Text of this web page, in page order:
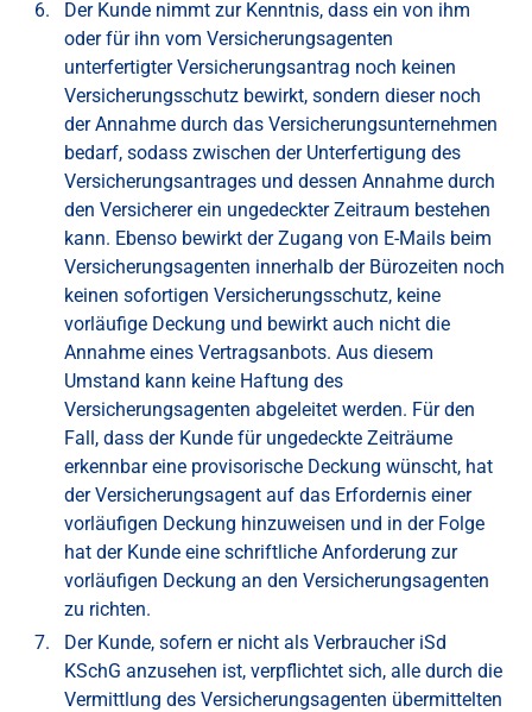
Der Kunde nimmt zur Kenntnis, dass ein von ihm
oder für ihn vom Versicherungsagenten
unterfertigter Versicherungsantrag noch keinen
Versicherungsschutz bewirkt, sondern dieser noch
der Annahme durch das Versicherungsunternehmen
bedarf, sodass zwischen der Unterfertigung des
Versicherungsantrages und dessen Annahme durch
den Versicherer ein ungedeckter Zeitraum bestehen
kann. Ebenso bewirkt der Zugang von E-Mails beim
Versicherungsagenten innerhalb der Bürozeiten noch
keinen sofortigen Versicherungsschutz, keine
vorläufige Deckung und bewirkt auch nicht die
Annahme eines Vertragsanbots. Aus diesem
Umstand kann keine Haftung des
Versicherungsagenten abgeleitet werden. Für den
Fall, dass der Kunde für ungedeckte Zeiträume
erkennbar eine provisorische Deckung wünscht, hat
der Versicherungsagent auf das Erfordernis einer
vorläufigen Deckung hinzuweisen und in der Folge
hat der Kunde eine schriftliche Anforderung zur
vorläufigen Deckung an den Versicherungsagenten
zu richten.
Der Kunde, sofern er nicht als Verbraucher iSd
KSchG anzusehen ist, verpflichtet sich, alle durch die
Vermittlung des Versicherungsagenten übermittelten